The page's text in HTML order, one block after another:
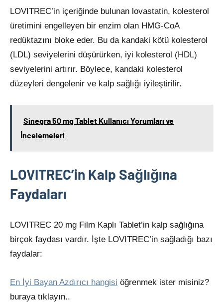
LOVITREC’in içeriğinde bulunan lovastatin, kolesterol
üretimini engelleyen bir enzim olan HMG-CoA
redüktazını bloke eder. Bu da kandaki kötü kolesterol
(LDL) seviyelerini düşürürken, iyi kolesterol (HDL)
seviyelerini artırır. Böylece, kandaki kolesterol
düzeyleri dengelenir ve kalp sağlığı iyileştirilir.
Sinegra 50 mg Tablet Kullanıcı Yorumları ve
İncelemeleri
LOVITREC’in Kalp Sağlığına
Faydaları
LOVITREC 20 mg Film Kaplı Tablet’in kalp sağlığına
birçok faydası vardır. İşte LOVITREC’in sağladığı bazı
faydalar:
En İyi Bayan Azdırıcı hangisi öğrenmek ister misiniz?
buraya tıklayın..